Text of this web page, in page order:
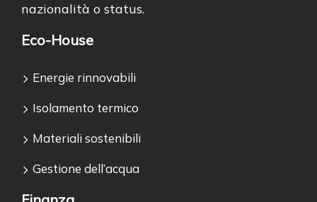
nazionalità o status.
Eco-House
Energie rinnovabili
Isolamento termico
Materiali sostenibili
Gestione dell’acqua